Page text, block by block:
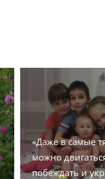
«Даже в самые
можно
побеждать и